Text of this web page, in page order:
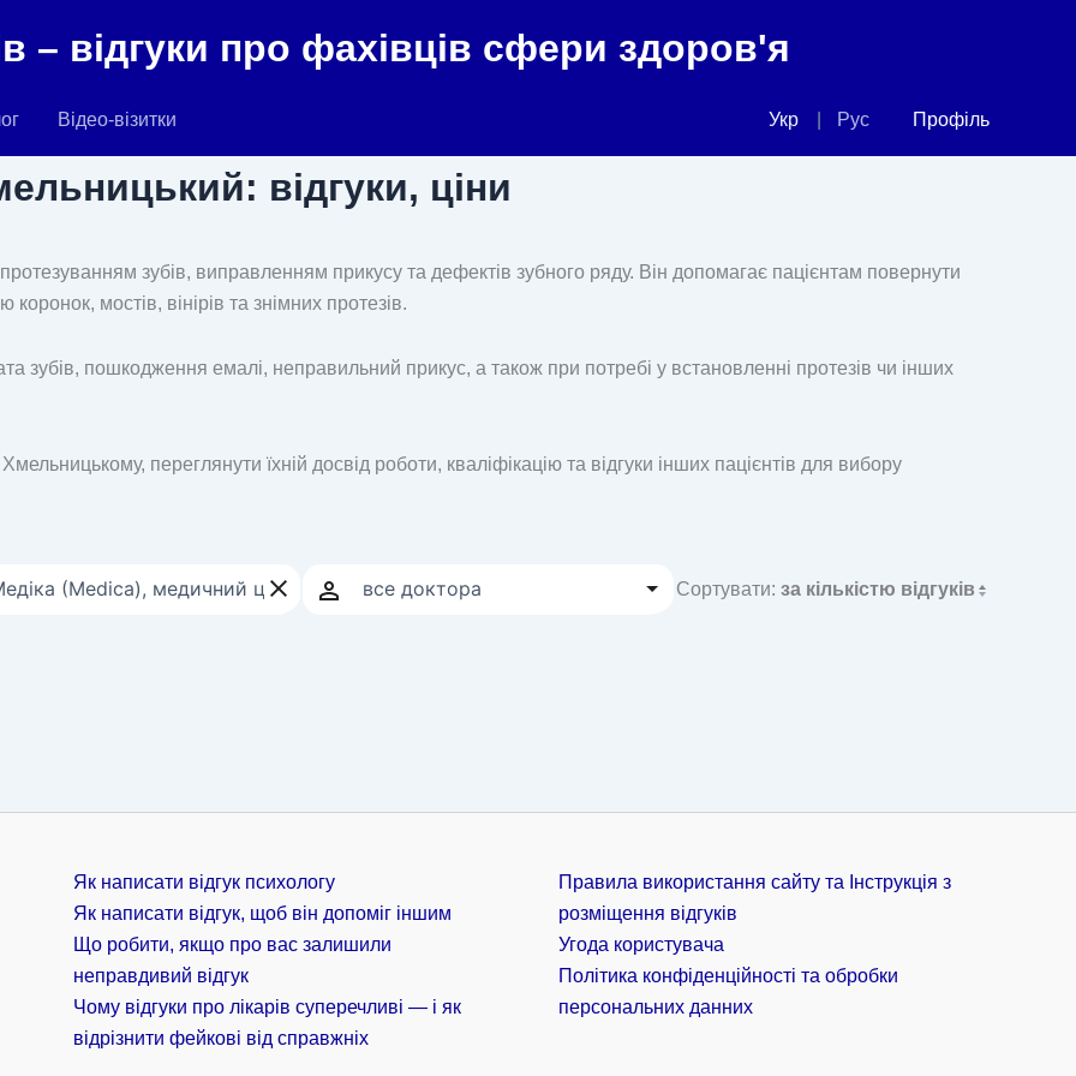
– відгуки про фахівців сфери здоров'я
Відео-візитки Укр Рус Профіль
відгуки, ціни
зубів, виправленням прикусу та дефектів зубного ряду. Він допомагає пацієнтам повернути
мостів, вінірів та знімних протезів.
зубів, пошкодження емалі, неправильний прикус, а також при потребі у встановленні протезів чи інших
переглянути їхній досвід роботи, кваліфікацію та відгуки інших пацієнтів для вибору
Сортувати: за кількістю відгуків
Як написати відгук психологу
Як написати відгук, щоб він допоміг іншим
Що робити, якщо про вас залишили
неправдивий відгук
Чому відгуки про лікарів суперечливі — і як
відрізнити фейкові від справжніх
Правила використання сайту та Інструкція з
розміщення відгуків
Угода користувача
Політика конфіденційності та обробки
персональних данних